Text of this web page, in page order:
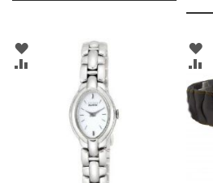
ZUR
WUNSCHLISTE
HINZUFÜGEN
ZUR
VERGLEICHSLISTE
HINZUFÜGEN